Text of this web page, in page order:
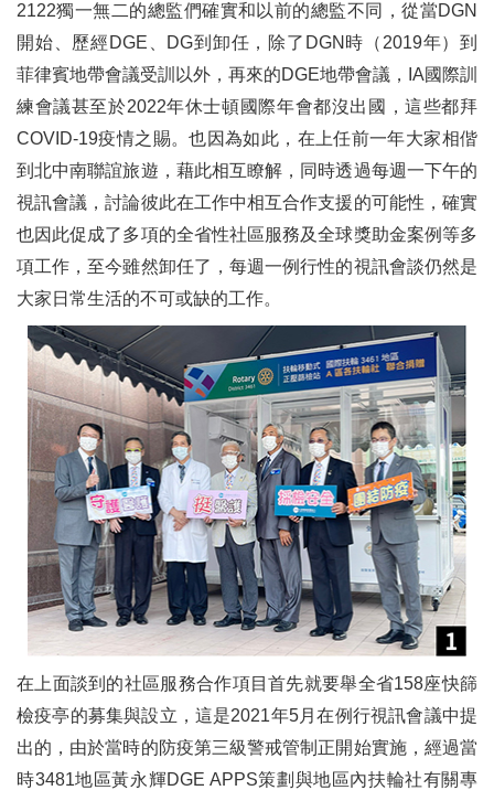
我們要各位的意見回饋
在破碎的土地上建立和平
建立包容的扶輪社文化
準備好給我們你的最佳美照
融合的國菜
為什麼我是和平締造者，你要如何也成為和平締造者
來自我們姊妹雜誌的通訊── 巴西扶輪雜誌
行事曆──9月活動
二、地區活動報導
榮任國際扶輪2022-23年度職委員台灣扶輪社員
光耀扶輪館剪綵揭牌典禮
國際扶輪台灣前總監協會2022-23年度第一次會員大會
3461地區第一個扶青社介紹
21 22 獨一無二總監聯誼環半島深度七日畢業遊
3470地區雲嘉南澎偏遠鄉鎮早期肺癌篩檢之X光普篩巡迴車計畫啟動典禮
3502地區 Dream Maker團隊就職迎新晚宴
2122獨一無二的總監們確實和以前的總監不同，從當DGN
開始、歷經DGE、DG到卸任，除了DGN時（2019年）到
菲律賓地帶會議受訓以外，再來的DGE地帶會議，IA國際訓
練會議甚至於2022年休士頓國際年會都沒出國，這些都拜
COVID-19疫情之賜。也因為如此，在上任前一年大家相偕
到北中南聯誼旅遊，藉此相互瞭解，同時透過每週一下午的
視訊會議，討論彼此在工作中相互合作支援的可能性，確實
也因此促成了多項的全省性社區服務及全球獎助金案例等多
項工作，至今雖然卸任了，每週一例行性的視訊會談仍然是
大家日常生活的不可或缺的工作。
在上面談到的社區服務合作項目首先就要舉全省158座快篩
檢疫亭的募集與設立，這是2021年5月在例行視訊會議中提
出的，由於當時的防疫第三級警戒管制正開始實施，經過當
時3481地區黃永輝DGE APPS策劃與地區內扶輪社有關專